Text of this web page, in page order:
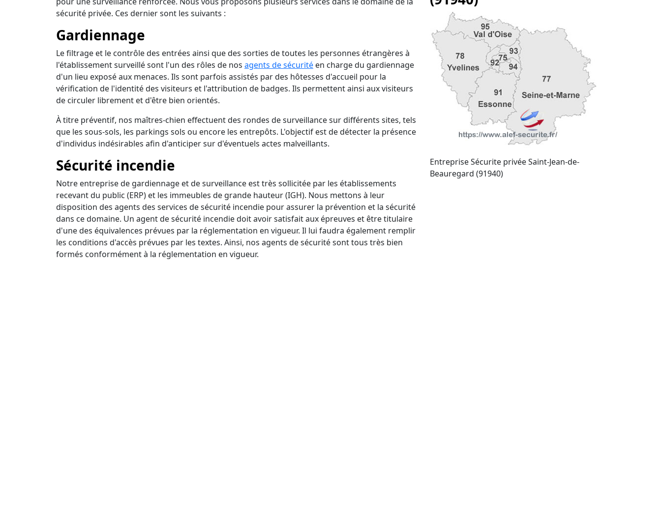
sécurité privée. Ces dernier sont les suivants :
Gardiennage
Le filtrage et le contrôle des entrées ainsi que des sorties de toutes les personnes étrangères à
l'établissement surveillé sont l'un des rôles de nos agents de sécurité en charge du gardiennage
d'un lieu exposé aux menaces. Ils sont parfois assistés par des hôtesses d'accueil pour la
vérification de l'identité des visiteurs et l'attribution de badges. Ils permettent ainsi aux visiteurs
de circuler librement et d'être bien orientés.
À titre préventif, nos maîtres-chien effectuent des rondes de surveillance sur différents sites, tels
que les sous-sols, les parkings sols ou encore les entrepôts. L'objectif est de détecter la présence
d'individus indésirables afin d'anticiper sur d'éventuels actes malveillants.
Sécurité incendie
Notre entreprise de gardiennage et de surveillance est très sollicitée par les établissements
recevant du public (ERP) et les immeubles de grande hauteur (IGH). Nous mettons à leur
disposition des agents des services de sécurité incendie pour assurer la prévention et la sécurité
dans ce domaine. Un agent de sécurité incendie doit avoir satisfait aux épreuves et être titulaire
d'une des équivalences prévues par la réglementation en vigueur. Il lui faudra également remplir
les conditions d'accès prévues par les textes. Ainsi, nos agents de sécurité sont tous très bien
formés conformément à la réglementation en vigueur.
Entreprise Sécurite privée Saint-Jean-de-
Beauregard (91940)